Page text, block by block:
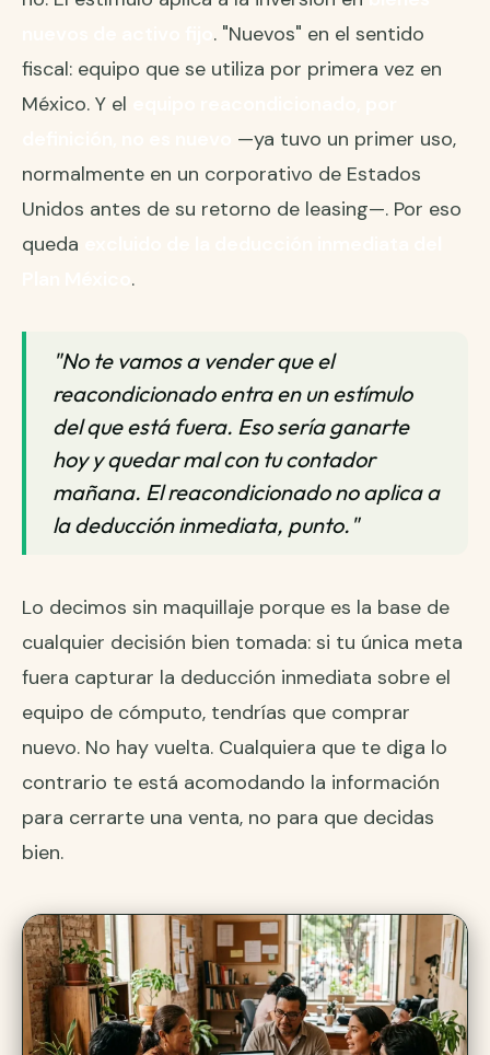
. "Nuevos" en el sentido
fiscal: equipo que se utiliza por primera vez en
México. Y el
—ya tuvo un primer uso,
normalmente en un corporativo de Estados
Unidos antes de su retorno de leasing—. Por eso
queda
.
"No te vamos a vender que el
reacondicionado entra en un estímulo
del que está fuera. Eso sería ganarte
hoy y quedar mal con tu contador
mañana. El reacondicionado no aplica a
la deducción inmediata, punto."
Lo decimos sin maquillaje porque es la base de
cualquier decisión bien tomada: si tu única meta
fuera capturar la deducción inmediata sobre el
equipo de cómputo, tendrías que comprar
nuevo. No hay vuelta. Cualquiera que te diga lo
contrario te está acomodando la información
para cerrarte una venta, no para que decidas
bien.